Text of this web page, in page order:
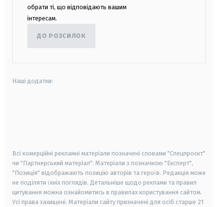
обрати ті, що відповідають вашим
інтересам.
ДО РОЗСИЛОК
Наші додатки:
Всі комерційні рекламні матеріали позначені словами "Спецпроєкт"
чи "Партнерський матеріал". Матеріали з позначкою "Експерт",
"Позиція" відображають позицію авторів та героїв. Редакція може
не поділяти їхніх поглядів. Детальніше щодо реклами та правил
цитування можна ознайомитись в правилах користування сайтом.
Усі права захищені. Матеріали сайту призначені для осіб старше 21